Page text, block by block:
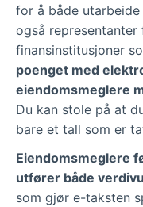
for å både
også
finansinstitusjoner
poenget med
eiendomsmeglere
Du kan stole på at
bare et tall som er
Eiendomsmeglere
utfører både
som gjør e-taksten